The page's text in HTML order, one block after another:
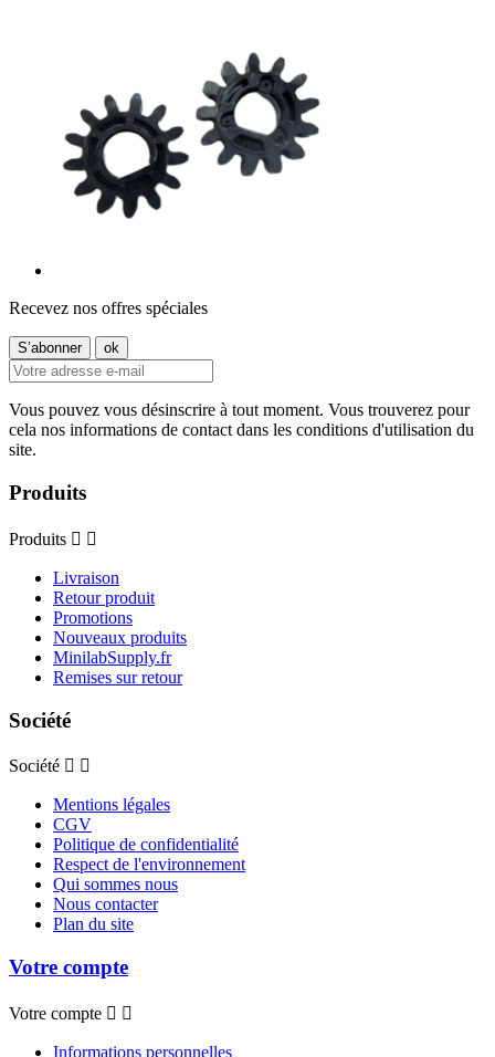
Recevez nos offres spéciales
Vous pouvez vous désinscrire à tout moment. Vous trouverez pour
cela nos informations de contact dans les conditions d'utilisation du
site.
Produits
Produits  
Livraison
Retour produit
Promotions
Nouveaux produits
MinilabSupply.fr
Remises sur retour
Société
Société  
Mentions légales
CGV
Politique de confidentialité
Respect de l'environnement
Qui sommes nous
Nous contacter
Plan du site
Votre compte
Votre compte  
Informations personnelles